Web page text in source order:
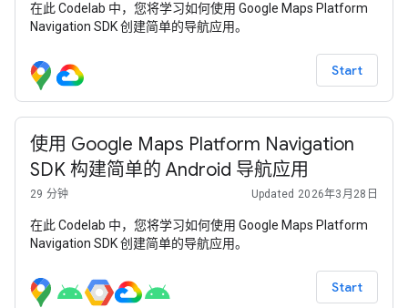
在此 Codelab 中，您将学习如何使用 Google Maps Platform
Navigation SDK 创建简单的导航应用。
Start
使用 Google Maps Platform Navigation
SDK 构建简单的 Android 导航应用
29 分钟 Updated 2026年3月28日
在此 Codelab 中，您将学习如何使用 Google Maps Platform
Navigation SDK 创建简单的导航应用。
Start